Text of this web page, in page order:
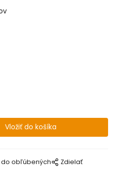
do obľúbených Zdielať